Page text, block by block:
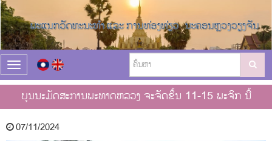
T
o
g
l
e
n
ບຸນນະມັດສະການພະທາດຫລວງ ຈະຈັດຂຶ້ນ 11-15 ພະຈິກ ນີ້
07/11/2024